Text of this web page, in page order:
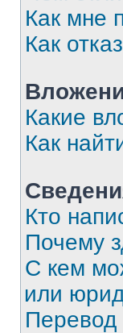
Как мне
Как
Какие
Как
Кто
Почему
С кем
или
Перевод